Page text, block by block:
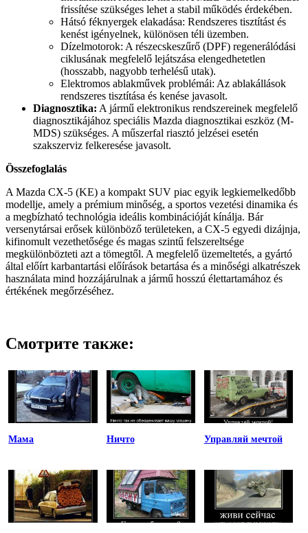
frissítése szükséges lehet a stabil működés érdekében.
Hátsó féknyergek elakadása: Rendszeres tisztítást és
kenést igényelnek, különösen téli üzemben.
Dízelmotorok: A részecskeszűrő (DPF) regenerálódási
ciklusának megfelelő lejátszása elengedhetetlen
(hosszabb, nagyobb terhelésű utak).
Elektromos ablakművek problémái: Az ablakállások
rendszeres tisztítása és kenése javasolt.
Diagnosztika: A jármű elektronikus rendszereinek megfelelő
diagnosztikájához speciális Mazda diagnosztikai eszköz (M-
MDS) szükséges. A műszerfal riasztó jelzései esetén
szakszerviz felkeresése javasolt.
Összefoglalás
A Mazda CX-5 (KE) a kompakt SUV piac egyik legkiemelkedőbb
modellje, amely a prémium minőség, a sportos vezetési dinamika és
a megbízható technológia ideális kombinációját kínálja. Bár
versenytársai erősek különböző területeken, a CX-5 egyedi dizájnja,
kifinomult vezethetősége és magas szintű felszereltsége
megkülönbözteti azt a tömegtől. A megfelelő üzemeltetés, a gyártó
által előírt karbantartási előírások betartása és a minőségi alkatrészek
használata mind hozzájárulnak a jármű hosszú élettartamához és
értékének megőrzéséhez.
Смотрите также:
Мама Ничто Управляй мечтой